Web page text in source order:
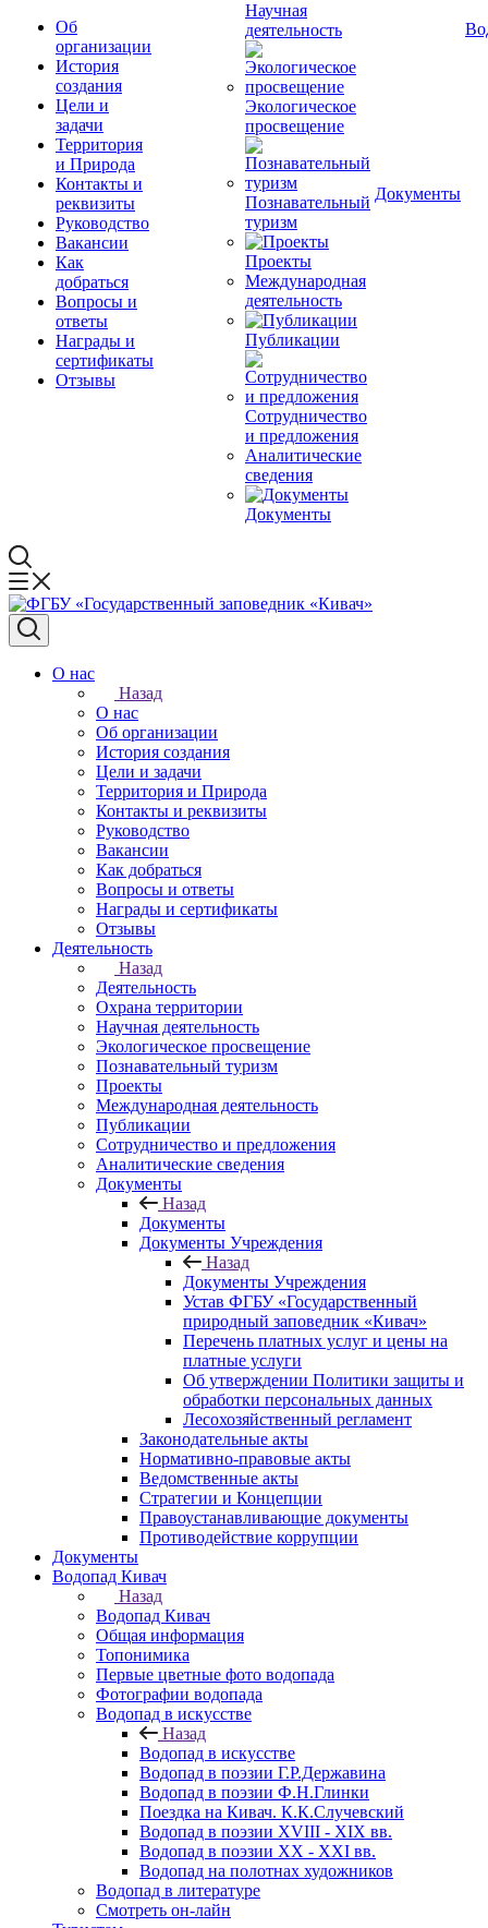
Об
организации
История
создания
Цели и
задачи
Территория
и Природа
Контакты и
реквизиты
Руководство
Вакансии
Как
добраться
Вопросы и
ответы
Награды и
сертификаты
Отзывы
Научная
деятельность
Экологическое
просвещение
Познавательный
туризм
Проекты
Международная
деятельность
Публикации
Сотрудничество
и предложения
Аналитические
сведения
Документы
Документы
О нас
Назад
О нас
Об организации
История создания
Цели и задачи
Территория и Природа
Контакты и реквизиты
Руководство
Вакансии
Как добраться
Вопросы и ответы
Награды и сертификаты
Отзывы
Деятельность
Назад
Деятельность
Охрана территории
Научная деятельность
Экологическое просвещение
Познавательный туризм
Проекты
Международная деятельность
Публикации
Сотрудничество и предложения
Аналитические сведения
Документы
Назад
Документы
Документы Учреждения
Назад
Документы Учреждения
Устав ФГБУ «Государственный
природный заповедник «Кивач»
Перечень платных услуг и цены на
платные услуги
Об утверждении Политики защиты и
обработки персональных данных
Лесохозяйственный регламент
Законодательные акты
Нормативно-правовые акты
Ведомственные акты
Стратегии и Концепции
Правоустанавливающие документы
Противодействие коррупции
Документы
Водопад Кивач
Назад
Водопад Кивач
Общая информация
Топонимика
Первые цветные фото водопада
Фотографии водопада
Водопад в искусстве
Назад
Водопад в искусстве
Водопад в поэзии Г.Р.Державина
Водопад в поэзии Ф.Н.Глинки
Поездка на Кивач. К.К.Случевский
Водопад в поэзии XVIII - XIX вв.
Водопад в поэзии XX - XXI вв.
Водопад на полотнах художников
Водопад в литературе
Смотреть он-лайн